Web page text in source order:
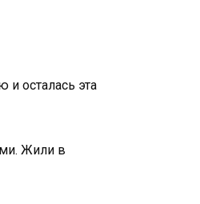
и осталась эта
Жили в